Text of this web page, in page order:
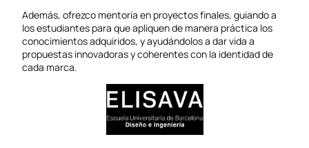
Además, ofrezco mentoría en proyectos finales, guiando a
los estudiantes para que apliquen de manera práctica los
conocimientos adquiridos, y ayudándolos a dar vida a
propuestas innovadoras y coherentes con la identidad de
cada marca.